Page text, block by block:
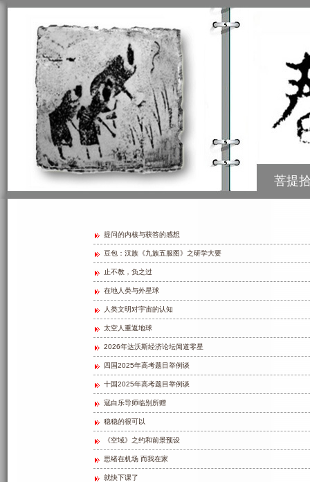
菩提
提问的内核与获答的感想
豆包：汉族《九族五服图》之研学大要
止不教，负之过
在地人类与外星球
人类文明对宇宙的认知
太空人重返地球
2026年达沃斯经济论坛闻道零星
四国2025年高考题目举例谈
十国2025年高考题目举例谈
寇白乐导师临别所赠
稳稳的很可以
《空域》之约和前景预设
思绪在机场 而我在家
就快下课了